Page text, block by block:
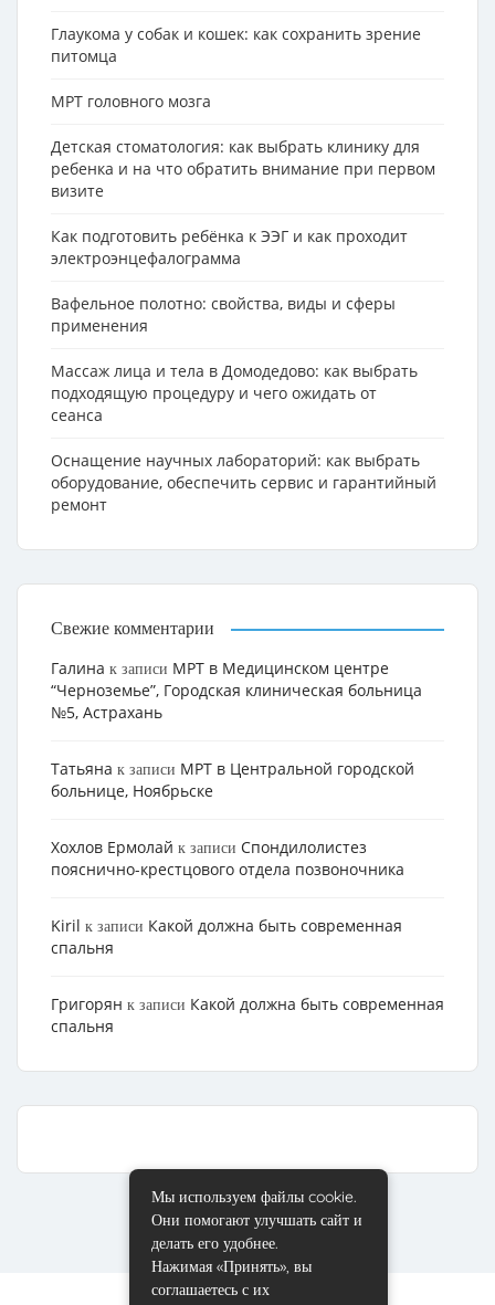
Глаукома у собак и кошек: как сохранить зрение
питомца
МРТ головного мозга
Детская стоматология: как выбрать клинику для
ребенка и на что обратить внимание при первом
визите
Как подготовить ребёнка к ЭЭГ и как проходит
электроэнцефалограмма
Вафельное полотно: свойства, виды и сферы
применения
Массаж лица и тела в Домодедово: как выбрать
подходящую процедуру и чего ожидать от
сеанса
Оснащение научных лабораторий: как выбрать
оборудование, обеспечить сервис и гарантийный
ремонт
Свежие комментарии
Галина к записи МРТ в Медицинском центре
“Черноземье”, Городская клиническая больница
№5, Астрахань
Татьяна к записи МРТ в Центральной городской
больнице, Ноябрьске
Хохлов Ермолай к записи Cпондилолистез
пояснично-крестцового отдела позвоночника
Kiril к записи Какой должна быть современная
спальня
Григорян к записи Какой должна быть современная
спальня
Мы используем файлы cookie.
Они помогают улучшать сайт и
делать его удобнее.
Нажимая «Принять», вы
соглашаетесь с их